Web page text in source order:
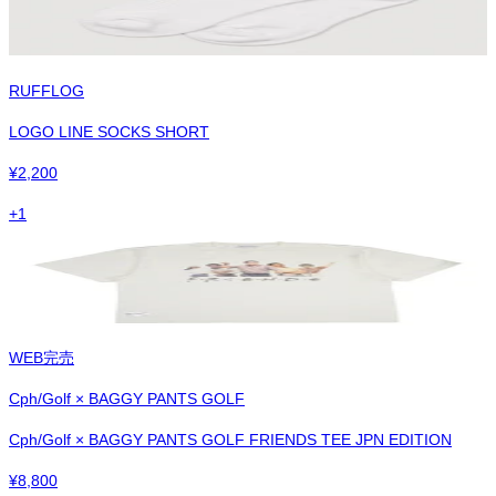
RUFFLOG
LOGO LINE SOCKS SHORT
¥2,200
+1
WEB完売
Cph/Golf × BAGGY PANTS GOLF
Cph/Golf × BAGGY PANTS GOLF FRIENDS TEE JPN EDITION
¥8,800